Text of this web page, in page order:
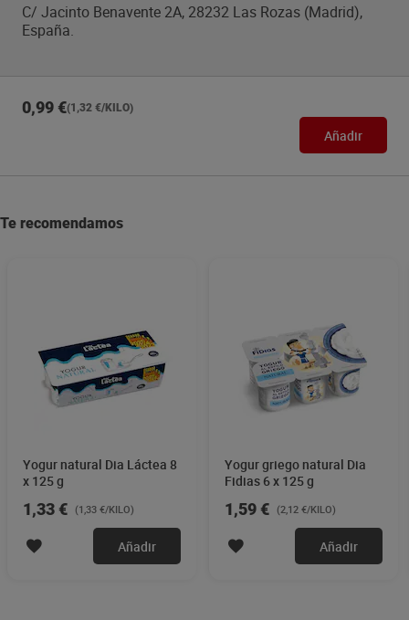
C/ Jacinto Benavente 2A, 28232 Las Rozas (Madrid),
España.
0,99 €(1,32 €/KILO)
Añadir
Te recomendamos
Yogur natural Dia Láctea 8
x 125 g
1,33 € (1,33 €/KILO)
Añadir
Yogur griego natural Dia
Fidias 6 x 125 g
1,59 € (2,12 €/KILO)
Añadir